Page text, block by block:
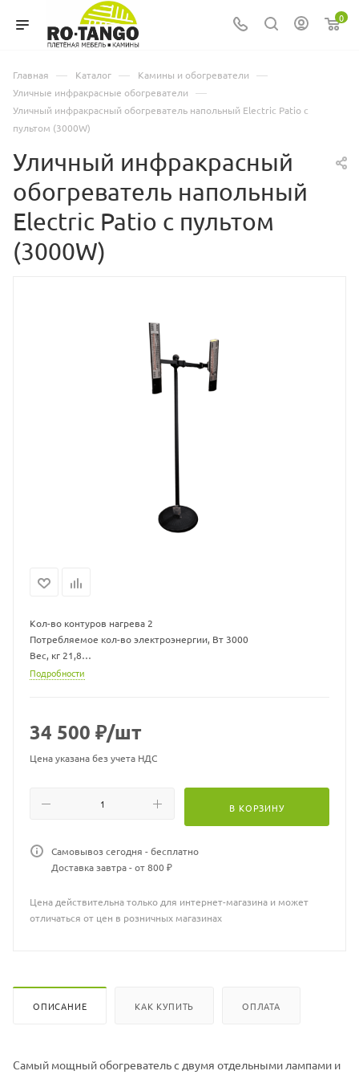
0
Главная — Каталог — Камины и обогреватели —
Уличные инфракрасные обогреватели —
Уличный инфракрасный обогреватель напольный Electric Patio с
пультом (3000W)
Уличный инфракрасный
обогреватель напольный
Electric Patio с пультом
(3000W)
Кол-во контуров нагрева 2
Потребляемое кол-во электроэнергии, Вт 3000
Вес, кг 21,8
Высота, см 215
Подробности
34 500 ₽/шт
Цена указана без учета НДС
В КОРЗИНУ
Самовывоз сегодня - бесплатно
Доставка завтра - от 800 ₽
Цена действительна только для интернет-магазина и может
отличаться от цен в розничных магазинах
ОПИСАНИЕ КАК КУПИТЬ ОПЛАТА
Самый мощный обогреватель с двумя отдельными лампами и